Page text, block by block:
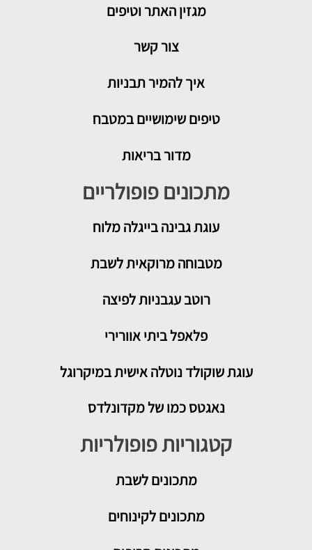
מגזין האתר וטיפים
צור קשר
איך להמיר תבניות
טיפים שימושיים במטבח
מדור בריאות
מתכונים פופולריים
עוגת גבינה בייגלה מלוח
מטבוחה מרוקאית לשבת
רוטב עגבניות לפיצה
פלאפל ביתי אוורירי
עוגת שוקולד נוטלה אישית במיקרוגל
נאגטס כמו של מקדונלדס
קטגוריות פופולריות
מתכוניםלשבת
מתכונים לקינוחים